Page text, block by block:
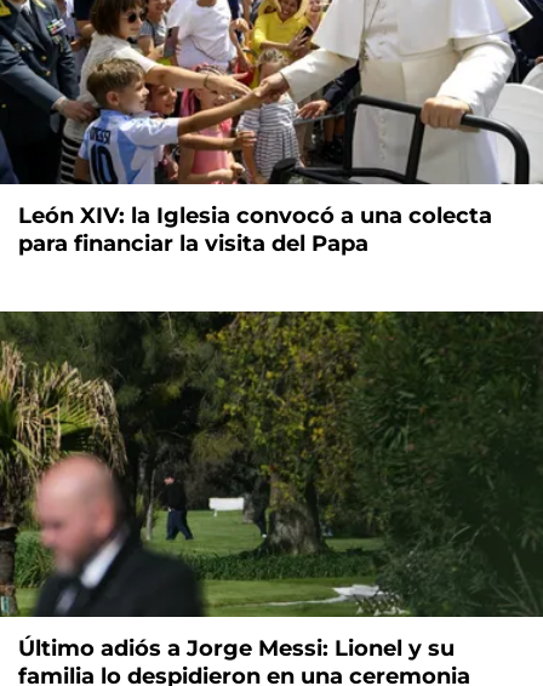
León XIV: la Iglesia convocó a una colecta
para financiar la visita del Papa
Último adiós a Jorge Messi: Lionel y su
familia lo despidieron en una ceremonia